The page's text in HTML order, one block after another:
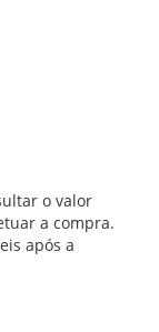
o valor
a compra.
após a